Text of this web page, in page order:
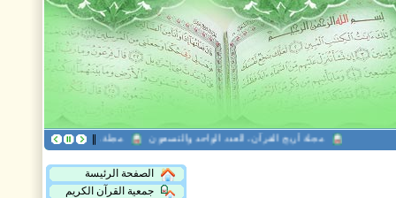
مجلة هدى القرآن العدد مجلة أريج القرآن، العدد الواحد والتسعون
الصفحة الرئيسة
جمعية القرآن الكريم